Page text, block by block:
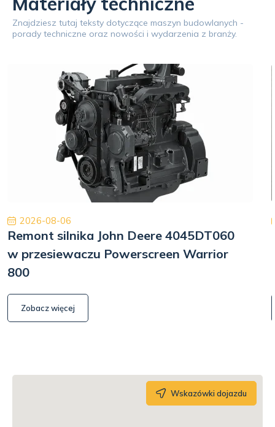
Znajdziesz tutaj teksty dotyczące maszyn budowlanych -
porady techniczne oraz nowości i wydarzenia z branży.
2026-08-06
Remont silnika John Deere 4045DT060
w przesiewaczu Powerscreen Warrior
800
Zobacz więcej
Wskazówki dojazdu